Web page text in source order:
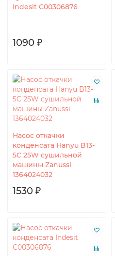
Indesit C00306876
1090 ₽
Насос откачки
конденсата Hanyu B13-
5C 25W сушильной
машины Zanussi
1364024032
1530 ₽